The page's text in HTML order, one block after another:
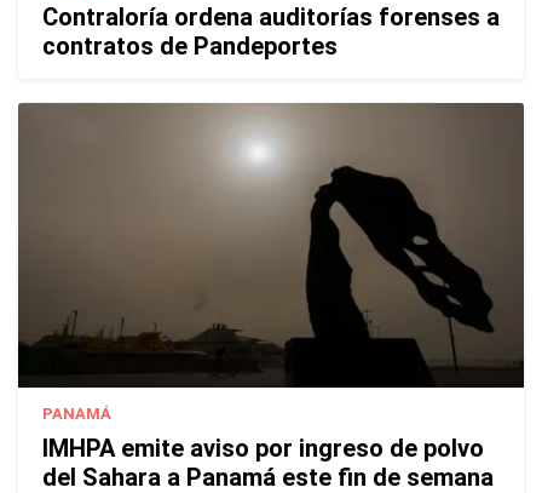
Contraloría ordena auditorías forenses a
contratos de Pandeportes
PANAMÁ
IMHPA emite aviso por ingreso de polvo
del Sahara a Panamá este fin de semana